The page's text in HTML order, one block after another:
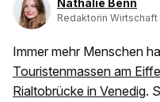
Nathalie Benn
Redaktorin Wirtschaft
Immer mehr Menschen
Touristenmassen am
Rialtobrücke in Venedig.